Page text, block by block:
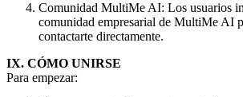
Comunidad MultiMe AI: Los usuarios
comunidad empresarial de MultiMe AI
contactarte directamente.
IX. CÓMO UNIRSE
Para empezar: